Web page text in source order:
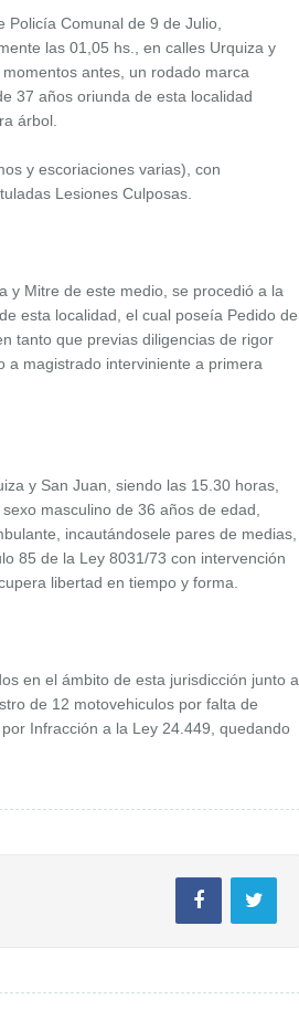
Comunal de 9 de Julio,
las 01,05 hs., en calles Urquiza y
antes, un rodado marca
37 años oriunda de esta localidad
árbol.
y escoriaciones varias), con
Lesiones Culposas.
y Mitre de este medio, se procedió a la
esta localidad, el cual poseía Pedido de
tanto que previas diligencias de rigor
a magistrado interviniente a primera
y San Juan, siendo las 15.30 horas,
masculino de 36 años de edad,
incautándosele pares de medias,
85 de la Ley 8031/73 con intervención
libertad en tiempo y forma.
en el ámbito de esta jurisdicción junto a
de 12 motovehiculos por falta de
Infracción a la Ley 24.449, quedando